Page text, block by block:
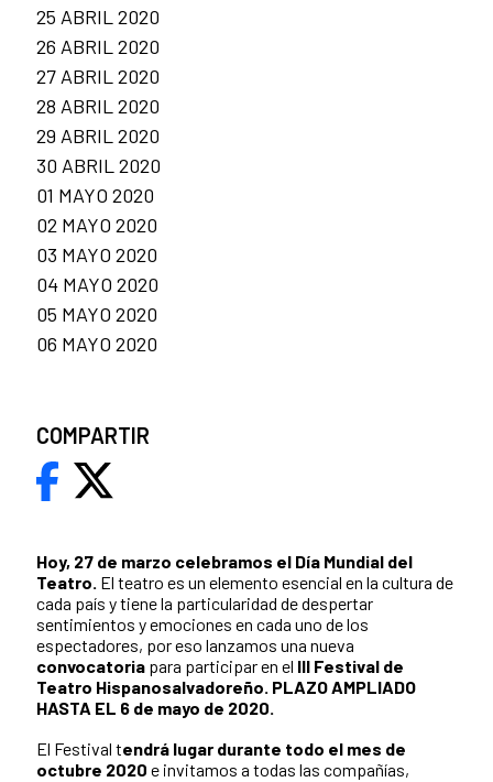
Hoy, 27 de marzo celebramos el Día Mundial del
Teatro. El teatro es un elemento esencial en la cultura de
cada país y tiene la particularidad de despertar
sentimientos y emociones en cada uno de los
espectadores, por eso lanzamos una nueva
convocatoria para participar en el III Festival de
Teatro Hispanosalvadoreño. PLAZO AMPLIADO
HASTA EL 6 de mayo de 2020.
El Festival tendrá lugar durante todo el mes de
octubre 2020 e invitamos a todas las compañías,
25 ABRIL 2020
26 ABRIL 2020
27 ABRIL 2020
28 ABRIL 2020
29 ABRIL 2020
30 ABRIL 2020
01 MAYO 2020
02 MAYO 2020
03 MAYO 2020
04 MAYO 2020
05 MAYO 2020
06 MAYO 2020
COMPARTIR